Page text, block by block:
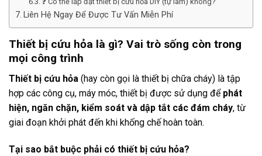
Liên Hệ Ngay Để Được Tư Vấn Miễn Phí
Thiết bị cứu hỏa là gì? Vai trò sống còn trong
mọi công trình
Thiết bị cứu hỏa (hay còn gọi là thiết bị chữa cháy) là tập
hợp các công cụ, máy móc, thiết bị được sử dụng để phát
hiện, ngăn chặn, kiểm soát và dập tắt các đám cháy, từ
giai đoạn khởi phát đến khi khống chế hoàn toàn.
Tại sao bắt buộc phải có thiết bị cứu hỏa?